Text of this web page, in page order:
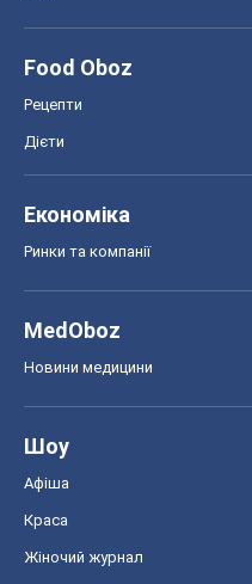
Food Oboz
Рецепти
Дієти
Економіка
Ринки та компанії
MedOboz
Новини медицини
Шоу
Афіша
Краса
Жіночий журнал